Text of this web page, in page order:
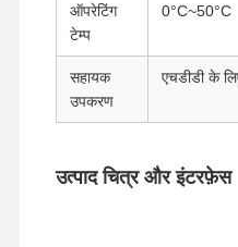
पीओई मिनी पीसी
सेलेरोन मिनी पीसी
ऑपरेटिंग
टेम्प
0°C~50°C
सहायक
उपकरण
एचडीडी के
उत्पाद चित्र और इंटरफ़ेस